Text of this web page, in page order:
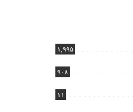
۱,۹۹۵
۹۰۸
۱۱